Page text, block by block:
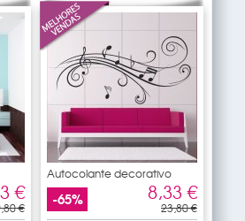
€
€
Autocolante decorativo
pauta
-65% 8,33 €
23,80 €